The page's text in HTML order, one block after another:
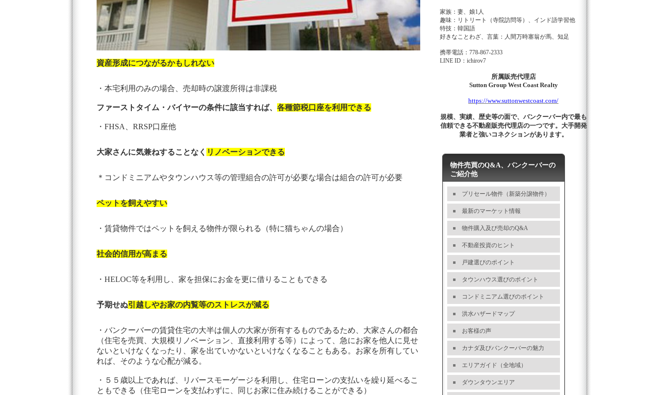
資産形成につながるかもしれない
・本宅利用のみの場合、売却時の譲渡所得は非課税
ファーストタイム・バイヤーの条件に該当すれば、 各種節税口座を利用できる
・FHSA、RRSP口座他
大家さんに気兼ねすることなく リノベーションできる
＊コンドミニアムやタウンハウス等の管理組合の許可が必要な場合は組合の許可が必要
ペットを飼えやすい
・賃貸物件ではペットを飼える物件が限られる（特に猫ちゃんの場合）
社会的信用が高まる
・HELOC等を利用し、家を担保にお金を更に借りることもできる
予期せぬ引越しやお家の内覧等のストレスが減る
・バンクーバーの賃貸住宅の大半は個人の大家が所有するものであるため、大家さんの都合
（住宅を売買、大規模リノベーション、直接利用する等）によって、急にお家を他人に見せ
ないといけなくなったり、家を出ていかないといけなくなることもある。お家を所有してい
れば、そのような心配が減る。
・５５歳以上であれば、リバースモーゲージを利用し、住宅ローンの支払いを繰り延べるこ
ともできる（住宅ローンを支払わずに、同じお家に住み続けることができる）
家族：妻、娘1人
趣味：リトリート（寺院訪問等）、インド語学習他
特技：韓国語
好きなことわざ、言葉：人間万時塞翁が馬、知足
携帯電話：778-867-2333
LINE ID：ichirov7
所属販売代理店
Sutton Group West Coast Realty
https://www.suttonwestcoast.com/
規模、実績、歴史等の面で、バンクーバー内で最も
信頼できる不動産販売代理店の一つです。大手開発
業者と強いコネクションがあります。
物件売買のQ&A、バンクーバーの
ご紹介他
プリセール物件（新築分譲物件）
最新のマーケット情報
物件購入及び売却のQ&A
不動産投資のヒント
戸建選びのポイント
タウンハウス選びのポイント
コンドミニアム選びのポイント
洪水ハザードマップ
お客様の声
カナダ及びバンクーバーの魅力
エリアガイド（全地域）
ダウンタウンエリア